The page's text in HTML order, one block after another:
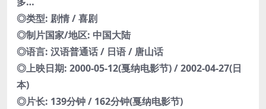
◎类型: 剧情 / 喜剧
◎制片国家/地区: 中国大陆
◎语言: 汉语普通话 / 日语 / 唐山话
◎上映日期: 2000-05-12(戛纳电影节) / 2002-04-27(日
本)
◎片长: 139分钟 / 162分钟(戛纳电影节)